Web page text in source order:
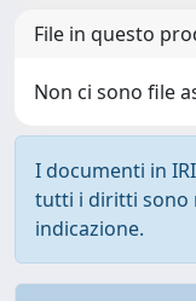
File in questo
Non ci sono file
I documenti in
tutti i diritti sono
indicazione.